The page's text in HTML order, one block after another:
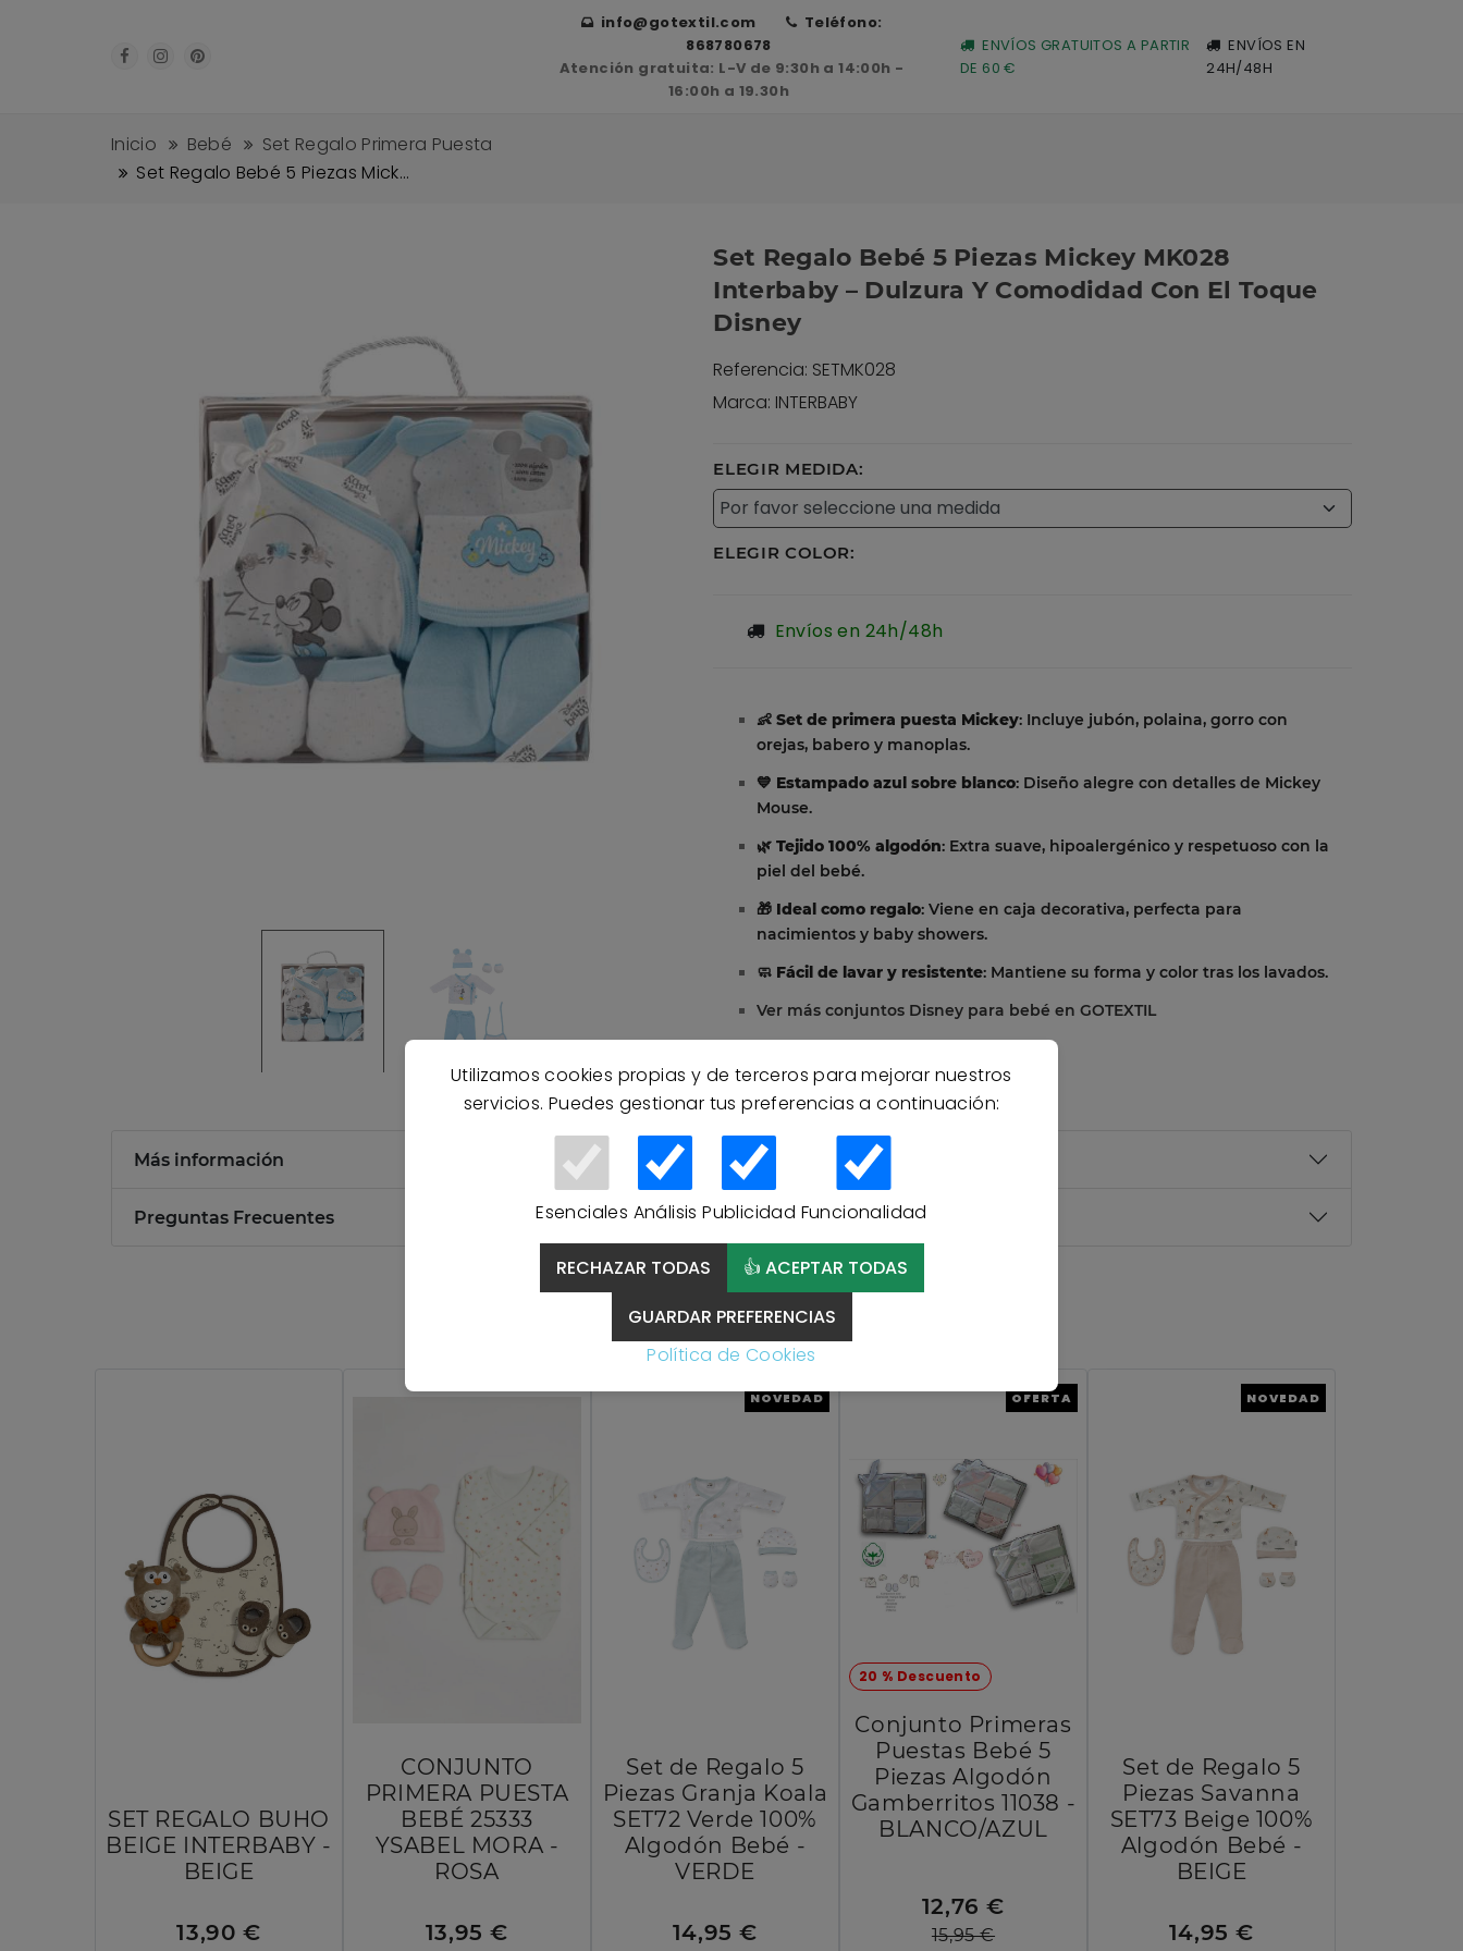
Utilizamos cookies propias y de terceros para mejorar nuestros
servicios. Puedes gestionar tus preferencias a continuación:
Esenciales Análisis Publicidad Funcionalidad
RECHAZAR TODAS
👍 ACEPTAR TODAS
GUARDAR PREFERENCIAS
Política de Cookies
info@gotextil.com
Teléfono:
868780678
Atención gratuita: L-V de 9:30h a 14:00h -
16:00h a 19.30h
ENVÍOS GRATUITOS A PARTIR
DE 60 €
ENVÍOS EN
24H/48H
Inicio Bebé
Set Regalo Primera Puesta
Set Regalo Bebé 5 Piezas Mick...
Set Regalo Bebé 5 Piezas Mickey MK028
Interbaby – Dulzura Y Comodidad Con El Toque
Disney
Referencia: SETMK028
Marca: INTERBABY
ELEGIR MEDIDA:
ELEGIR COLOR:
Envíos en 24h/48h
👶Set de primera puesta Mickey: Incluye jubón, polaina, gorro con
orejas, babero y manoplas.
💙 Estampado azul sobre blanco: Diseño alegre con detalles de Mickey
Mouse.
🌿Tejido 100% algodón: Extra suave, hipoalergénico y respetuoso con la
piel del bebé.
🎁 Ideal como regalo: Viene en caja decorativa, perfecta para
nacimientos y baby showers.
🧼 Fácil de lavar y resistente: Mantiene su forma y color tras los lavados.
Ver más conjuntos Disney para bebé en GOTEXTIL
Más información
Preguntas Frecuentes
Productos Relacionados
SET REGALO BUHO
BEIGE INTERBABY -
BEIGE
13,90 €
CONJUNTO
PRIMERA PUESTA
BEBÉ 25333
YSABEL MORA -
ROSA
13,95 €
NOVEDAD
Set de Regalo 5
Piezas Granja Koala
SET72 Verde 100%
Algodón Bebé -
VERDE
14,95 €
20 % Descuento
OFERTA
Conjunto Primeras
Puestas Bebé 5
Piezas Algodón
Gamberritos 11038 -
BLANCO/AZUL
12,76 €
15,95 €
NOVEDAD
Set de Regalo 5
Piezas Savanna
SET73 Beige 100%
Algodón Bebé -
BEIGE
14,95 €